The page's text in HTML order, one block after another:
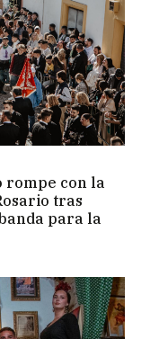
rompe con la
tras
para la